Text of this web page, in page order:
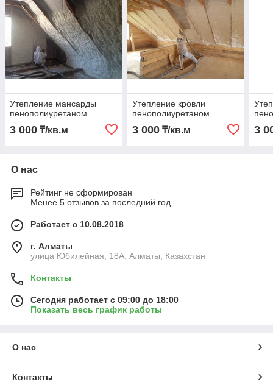
Утепление мансарды
пенополиуретаном
3 000 ₸/кв.м
Утепление кровли
пенополиуретаном
3 000₸/кв.м 3
О нас
Рейтинг не сформирован
Менее 5 отзывов за последний год
Работает с 10.08.2018
г. Алматы
улица Юбилeйнaя, 18А, Алматы, Казахстан
Контакты
Сегодня работает с 09:00 до 18:00
Показать весь график работы
О нас
Контакты